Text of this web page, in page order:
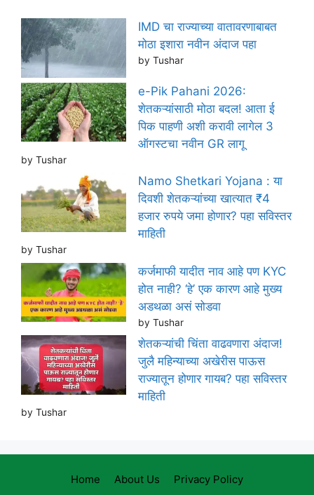
IMD चा राज्याच्या वातावरणाबाबत
मोठा इशारा नवीन अंदाज पहा
by Tushar
e-Pik Pahani 2026:
शेतकऱ्यांसाठी मोठा बदल! आता ई
पिक पाहणी अशी करावी लागेल 3
ऑगस्टचा नवीन GR लागू
by Tushar
Namo Shetkari Yojana : या
दिवशी शेतकऱ्यांच्या खात्यात ₹4
हजार रुपये जमा होणार? पहा सविस्तर
माहिती
by Tushar
कर्जमाफी यादीत नाव आहे पण KYC
होत नाही? ‘हे’ एक कारण आहे मुख्य
अडथळा असं सोडवा
by Tushar
शेतकऱ्यांची चिंता वाढवणारा अंदाज!
जुलै महिन्याच्या अखेरीस पाऊस
राज्यातून होणार गायब? पहा सविस्तर
माहिती
by Tushar
Home About Us Privacy Policy